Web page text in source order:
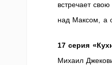
встречает
над Максом, а
17 серия
Михаил